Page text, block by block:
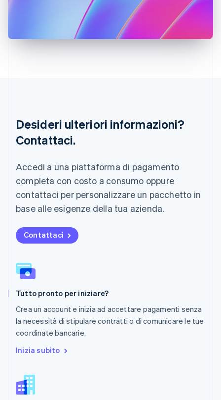
Desideri ulteriori informazioni?
Contattaci.
Accedi a una piattaforma di pagamento
completa con costo a consumo oppure
contattaci per personalizzare un pacchetto in
base alle esigenze della tua azienda.
Contattaci
Tutto pronto per iniziare?
Crea un account e inizia ad accettare pagamenti senza
la necessità di stipulare contratti o di comunicare le tue
coordinate bancarie.
Inizia subito
Malaysia
English简体中文
Malta
Messico
Español
Norvegia
English
Nuova Zelanda
Paesi Bassi
NederlandsEnglish
Polonia
Portogallo
Português
English简体中文
Regno Unito
Repubblica Ceca
English
Romania
English
Slovacchia